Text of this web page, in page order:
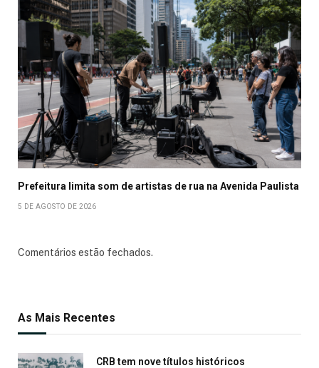
Prefeitura limita som de artistas de rua na Avenida Paulista
5 DE AGOSTO DE 2026
Comentários estão fechados.
As Mais Recentes
CRB tem nove títulos históricos